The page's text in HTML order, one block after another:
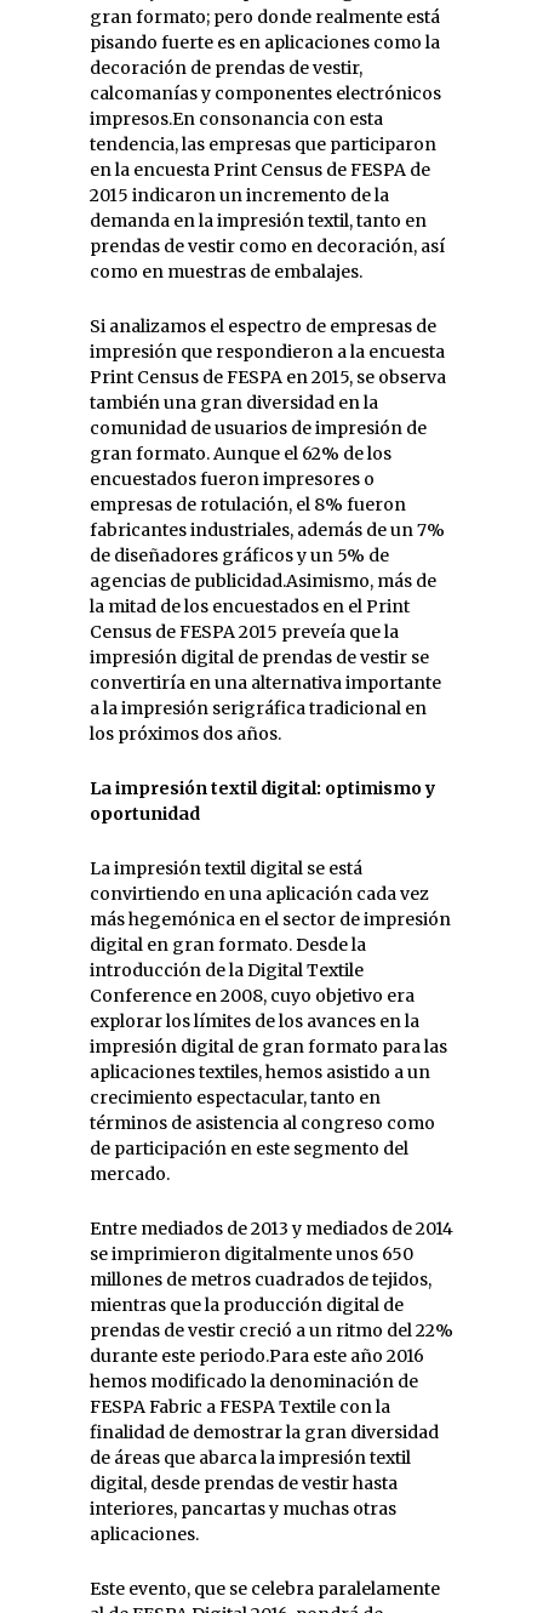
gran formato; pero donde realmente está
pisando fuerte es en aplicaciones como la
decoración de prendas de vestir,
calcomanías y componentes electrónicos
impresos.En consonancia con esta
tendencia, las empresas que participaron
en la encuesta Print Census de FESPA de
2015 indicaron un incremento de la
demanda en la impresión textil, tanto en
prendas de vestir como en decoración, así
como en muestras de embalajes.
Si analizamos el espectro de empresas de
impresión que respondieron a la encuesta
Print Census de FESPA en 2015, se observa
también una gran diversidad en la
comunidad de usuarios de impresión de
gran formato. Aunque el 62% de los
encuestados fueron impresores o
empresas de rotulación, el 8% fueron
fabricantes industriales, además de un 7%
de diseñadores gráficos y un 5% de
agencias de publicidad.Asimismo, más de
la mitad de los encuestados en el Print
Census de FESPA 2015 preveía que la
impresión digital de prendas de vestir se
convertiría en una alternativa importante
a la impresión serigráfica tradicional en
los próximos dos años.
La impresión textil digital: optimismo y
oportunidad
La impresión textil digital se está
convirtiendo en una aplicación cada vez
más hegemónica en el sector de impresión
digital en gran formato. Desde la
introducción de la Digital Textile
Conference en 2008, cuyo objetivo era
explorar los límites de los avances en la
impresión digital de gran formato para las
aplicaciones textiles, hemos asistido a un
crecimiento espectacular, tanto en
términos de asistencia al congreso como
de participación en este segmento del
mercado.
Entre mediados de 2013 y mediados de 2014
se imprimieron digitalmente unos 650
millones de metros cuadrados de tejidos,
mientras que la producción digital de
prendas de vestir creció a un ritmo del 22%
durante este periodo.Para este año 2016
hemos modificado la denominación de
FESPA Fabric a FESPA Textile con la
finalidad de demostrar la gran diversidad
de áreas que abarca la impresión textil
digital, desde prendas de vestir hasta
interiores, pancartas y muchas otras
aplicaciones.
Este evento, que se celebra paralelamente